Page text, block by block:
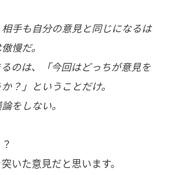
相手も自分の意見と同じになるは
慢だ。
のは、「今回はどっちが意見を
？」ということだけ。
をしない。
いた意見だと思います。